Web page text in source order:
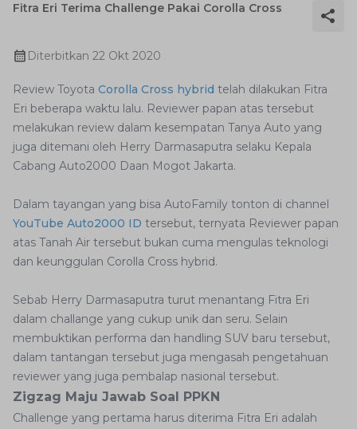
Fitra Eri Terima Challenge Pakai Corolla Cross
Diterbitkan 22 Okt 2020
Review Toyota Corolla Cross hybrid telah dilakukan Fitra
Eri beberapa waktu lalu. Reviewer papan atas tersebut
melakukan review dalam kesempatan Tanya Auto yang
juga ditemani oleh Herry Darmasaputra selaku Kepala
Cabang Auto2000 Daan Mogot Jakarta.
Dalam tayangan yang bisa AutoFamily tonton di channel
YouTube Auto2000 ID tersebut, ternyata Reviewer papan
atas Tanah Air tersebut bukan cuma mengulas teknologi
dan keunggulan Corolla Cross hybrid.
Sebab Herry Darmasaputra turut menantang Fitra Eri
dalam challange yang cukup unik dan seru. Selain
membuktikan performa dan handling SUV baru tersebut,
dalam tantangan tersebut juga mengasah pengetahuan
reviewer yang juga pembalap nasional tersebut.
Zigzag Maju Jawab Soal PPKN
Challenge yang pertama harus diterima Fitra Eri adalah